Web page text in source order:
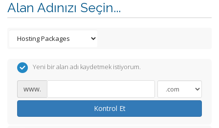
Alan Adınızı Seçin...
Yeni bir alan adı kaydetmek istiyorum.
www.
Kontrol Et